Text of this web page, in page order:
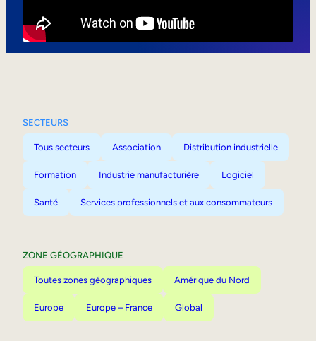
SECTEURS
Tous secteurs Association Distribution industrielle
Formation Industrie manufacturière Logiciel
Santé Services professionnels et aux consommateurs
ZONE GÉOGRAPHIQUE
Toutes zones géographiques Amérique du Nord
Europe Europe – France Global